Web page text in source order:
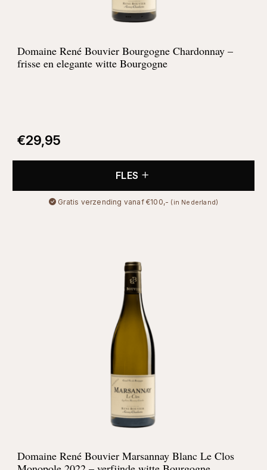
Domaine René Bouvier Bourgogne Chardonnay –
frisse en elegante witte Bourgogne
€29,95
FLES
Gratis verzending vanaf €100,- (in Nederland)
Domaine René Bouvier Marsannay Blanc Le Clos